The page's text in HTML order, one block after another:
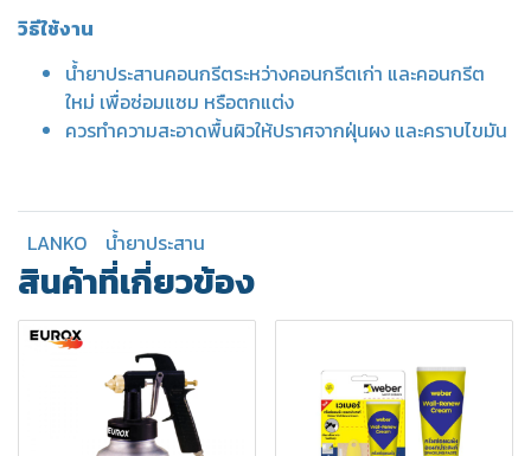
วิธีใช้งาน
น้ำยาประสานคอนกรีตระหว่างคอนกรีตเก่า และคอนกรีต
ใหม่ เพื่อซ่อมแซม หรือตกแต่ง
ควรทำความสะอาดพื้นผิวให้ปราศจากฝุ่นผง และคราบไขมัน
LANKO น้ำยาประสาน
สินค้าที่เกี่ยวข้อง